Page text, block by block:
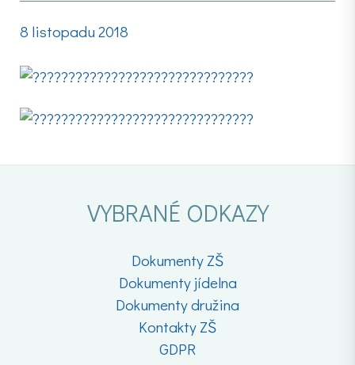
8 listopadu 2018
VYBRANÉ ODKAZY
Dokumenty ZŠ
Dokumenty jídelna
Dokumenty družina
Kontakty ZŠ
GDPR